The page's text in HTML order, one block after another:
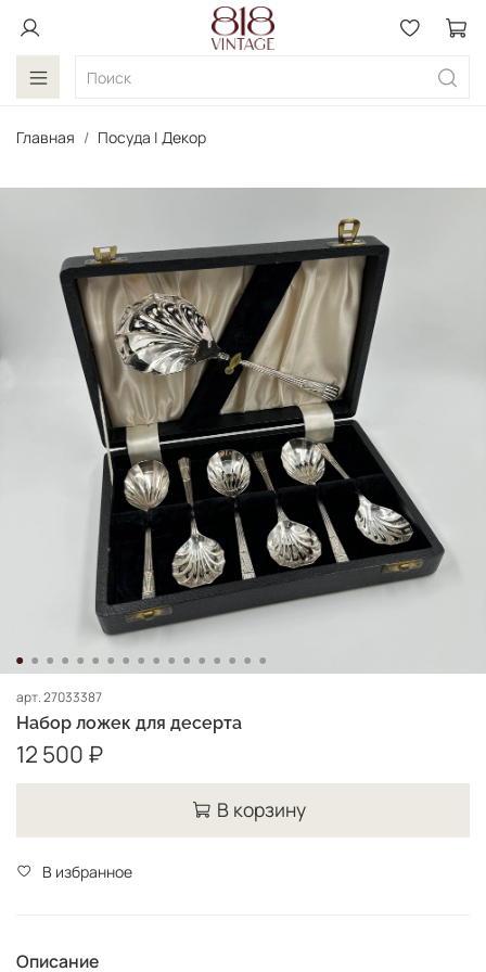
Главная Посуда | Декор
арт.27033387
Набор ложек для десерта
12 500 ₽
В корзину
В избранное
Описание